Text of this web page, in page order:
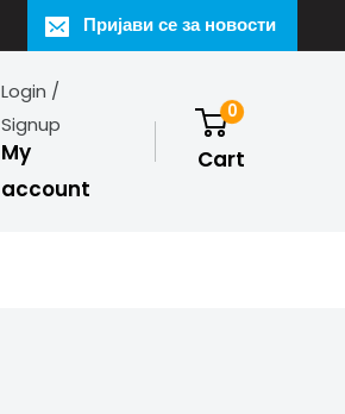
Пријави се за новости
Login /
Signup
My
account
0
Cart